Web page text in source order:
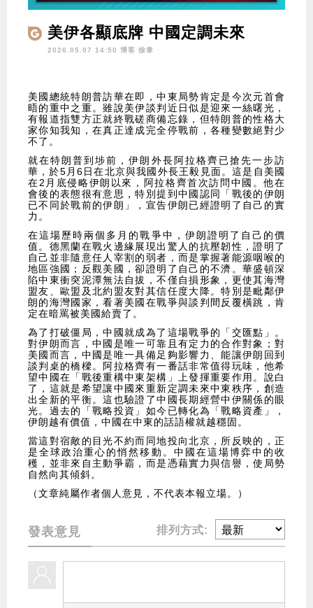
美伊各顯底牌 中國定調未來
2026.05.07 14:50 博客 徐韋
美國總統特朗普訪華在即，中東局勢肯定是今次元首會
晤的重中之重。雖說美伊談判近日似是迎來一絲曙光，
有報道指雙方正就終戰磋商備忘錄，但特朗普的性格大
家你知我知，在真正達成完全停戰前，各種變數絕對少
不了。
就在特朗普到埗前，伊朗外長阿拉格齊已搶先一步訪
華，於5月6日在北京與我國外長王毅見面。這是自美國
在2月底侵略伊朗以來，阿拉格齊首次訪問中國。他在
會後的表態很有意思，特別提到中國認同「戰後的伊朗
已不同於戰前的伊朗」，宣告伊朗已經證明了自己的實
力。
在這場歷時兩個多月的戰爭中，伊朗證明了自己的價
值。德黑蘭在戰火邊緣展現出驚人的抗壓韌性，證明了
自己並非隨意任人宰割的弱者，而是掌握著能源咽喉的
地區強國；反觀美國，卻證明了自己的不濟。華盛頓深
陷中東衝突泥潭無法自拔，不僅自損形象，更使其海灣
盟友、歐盟及北約盟友對其信任度大降。特別是毗鄰伊
朗的海灣國家，看著美國在戰爭與談判間反覆橫跳，肯
定在暗罵被美國給賣了。
為了打破僵局，中國就成為了這場戰爭的「交匯點」。
對伊朗而言，中國是唯一可靠且有定力的合作對象；對
美國而言，中國是唯一具備足夠影響力、能讓伊朗回到
談判桌的橋樑。阿拉格齊有一番話非常值得玩味，他希
望中國在「戰後重構中東架構」上發揮重要作用。說白
了，這就是希望讓中國來重新定調未來中東秩序，創造
出全新的平衡。這也驗證了中國長期經營中伊關係的眼
光。過去的「戰略投資」如今已轉化為「戰略資產」，
伊朗越有價值，中國在中東的話語權就越穩固。
當這對宿敵的目光不約而同地投向北京，所反映的，正
是全球政治重心的悄然移動。中國在這場博弈中的收
穫，並非來自主動爭霸，而是憑藉實力與信譽，使局勢
自然向其傾斜。
（文章純屬作者個人意見，不代表本報立場。）
發表意見 排列方式: